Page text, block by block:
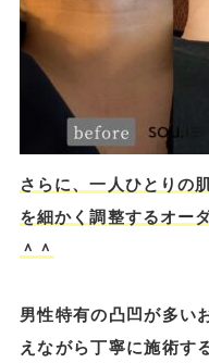
さらに、一人ひとりの
を細かく調整するオー
＾＾
男性特有の凸凹が多い
えながら丁寧に施術す